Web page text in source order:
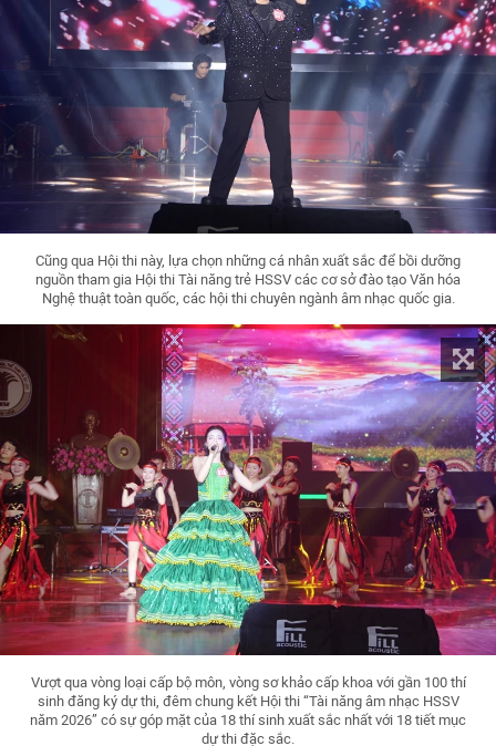
Cũng qua Hội thi này, lựa chọn những cá nhân xuất sắc để bồi dưỡng
nguồn tham gia Hội thi Tài năng trẻ HSSV các cơ sở đào tạo Văn hóa
Nghệ thuật toàn quốc, các hội thi chuyên ngành âm nhạc quốc gia.
Vượt qua vòng loại cấp bộ môn, vòng sơ khảo cấp khoa với gần 100 thí
sinh đăng ký dự thi, đêm chung kết Hội thi “Tài năng âm nhạc HSSV
năm 2026” có sự góp mặt của 18 thí sinh xuất sắc nhất với 18 tiết mục
dự thi đặc sắc.